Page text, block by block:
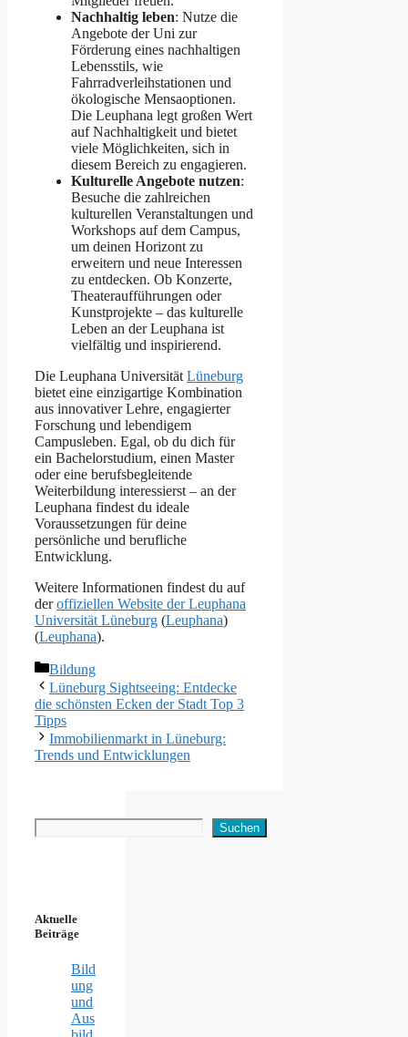
Nachhaltig leben: Nutze die
Angebote der Uni zur
Förderung eines nachhaltigen
Lebensstils, wie
Fahrradverleihstationen und
ökologische Mensaoptionen.
Die Leuphana legt großen Wert
auf Nachhaltigkeit und bietet
viele Möglichkeiten, sich in
diesem Bereich zu engagieren.
Kulturelle Angebote nutzen:
Besuche die zahlreichen
kulturellen Veranstaltungen und
Workshops auf dem Campus,
um deinen Horizont zu
erweitern und neue Interessen
zu entdecken. Ob Konzerte,
Theateraufführungen oder
Kunstprojekte – das kulturelle
Leben an der Leuphana ist
vielfältig und inspirierend.
Die Leuphana Universität Lüneburg
bietet eine einzigartige Kombination
aus innovativer Lehre, engagierter
Forschung und lebendigem
Campusleben. Egal, ob du dich für
ein Bachelorstudium, einen Master
oder eine berufsbegleitende
Weiterbildung interessierst – an der
Leuphana findest du ideale
Voraussetzungen für deine
persönliche und berufliche
Entwicklung.
Weitere Informationen findest du auf
deroffiziellen Website der Leuphana
Universität Lüneburg ​ (Leuphana)​​
(Leuphana)​.
Kategorien
Bildung
Lüneburg Sightseeing: Entdecke
die schönsten Ecken der Stadt Top 3
Tipps
Immobilienmarkt in Lüneburg:
Trends und Entwicklungen
Suchen Suchen
Aktuelle
Beiträge
Bild
ung
und
Aus